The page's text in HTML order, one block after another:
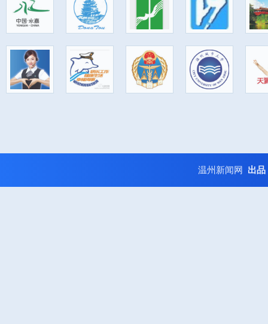
温州新闻网 出品